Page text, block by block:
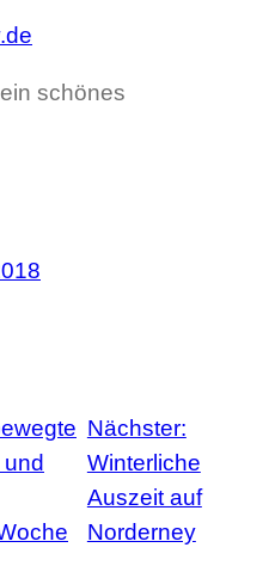
schönes
Nächster:
Winterliche
Auszeit auf
Norderney